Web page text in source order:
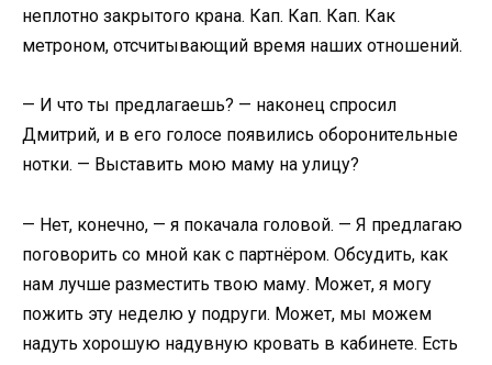
неплотно закрытого крана. Кап. Кап. Кап. Как
метроном, отсчитывающий время наших отношений.
— И что ты предлагаешь? — наконец спросил
Дмитрий, и в его голосе появились оборонительные
нотки. — Выставить мою маму на улицу?
— Нет, конечно, — я покачала головой. — Я предлагаю
поговорить со мной как с партнёром. Обсудить, как
нам лучше разместить твою маму. Может, я могу
пожить эту неделю у подруги. Может, мы можем
надуть хорошую надувную кровать в кабинете. Есть